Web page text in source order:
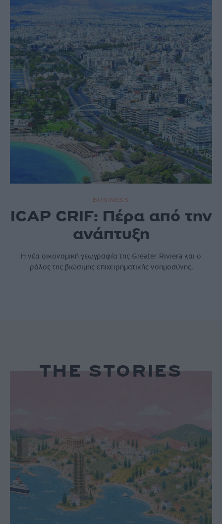
BUSINESS
ICAP CRIF: Πέρα από την
ανάπτυξη
Η νέα οικονομική γεωγραφία της Greater Riviera και ο
ρόλος της βιώσιμης επιχειρηματικής νοημοσύνης.
THE STORIES